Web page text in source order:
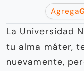
Agrega
La Universidad
tu alma máter,
nuevamente,